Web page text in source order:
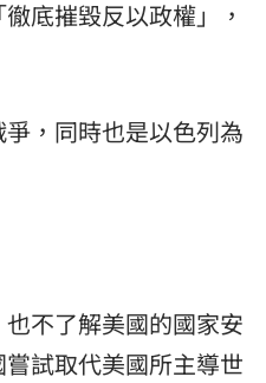
底摧毀反以政權」，
，同時也是以色列為
不了解美國的國家安
試取代美國所主導世